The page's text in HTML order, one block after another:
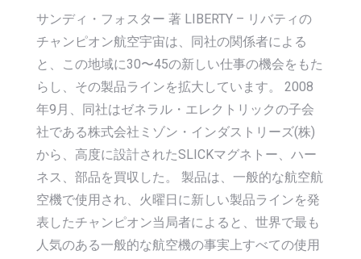
サンディ・フォスター 著 LIBERTY – リバティの
チャンピオン航空宇宙は、同社の関係者による
と、この地域に30〜45の新しい仕事の機会をもた
らし、その製品ラインを拡大しています。 2008
年9月、同社はゼネラル・エレクトリックの子会
社である株式会社ミゾン・インダストリーズ(株)
から、高度に設計されたSLICKマグネトー、ハー
ネス、部品を買収した。 製品は、一般的な航空航
空機で使用され、火曜日に新しい製品ラインを発
表したチャンピオン当局者によると、世界で最も
人気のある一般的な航空機の事実上すべての使用